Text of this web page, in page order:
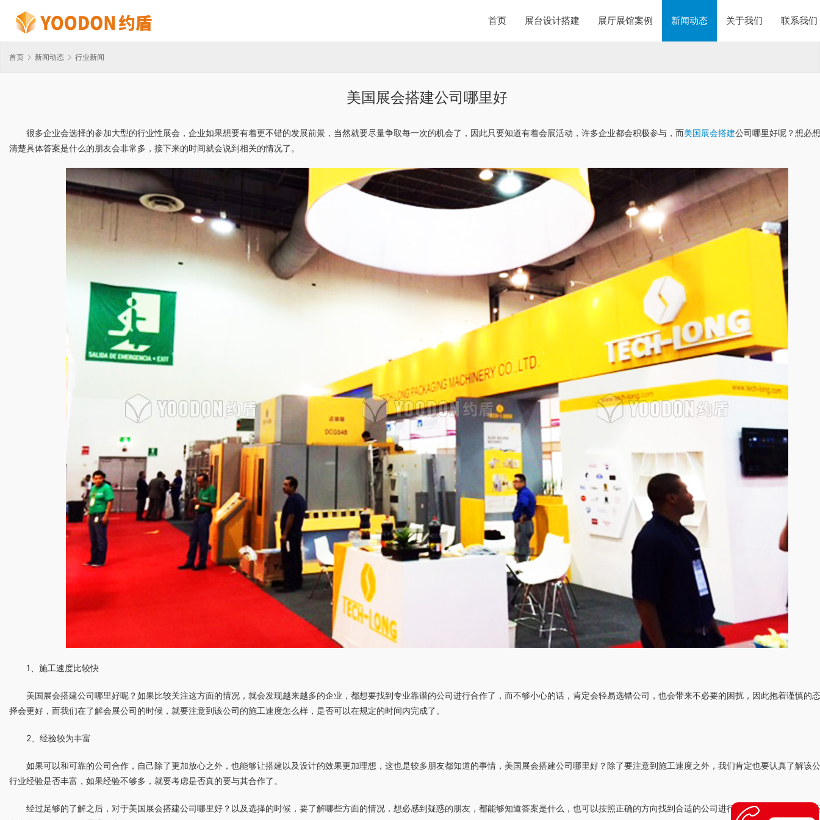
首页 展台设计搭建 展厅展馆案例 新闻动态 关于我们 联系我们
首页 新闻动态 行业新闻
美国展会搭建公司哪里好
很多企业会选择的参加大型的行业性展会，企业如果想要有着更不错的发展前景，当然就要尽量争取每一次的机会了，因此只要知道有着会展活动，许多企业都会积极参与，而美国展会搭建公司哪里好呢？想必
清楚具体答案是什么的朋友会非常多，接下来的时间就会说到相关的情况了。
1、施工速度比较快
美国展会搭建公司哪里好呢？如果比较关注这方面的情况，就会发现越来越多的企业，都想要找到专业靠谱的公司进行合作了，而不够小心的话，肯定会轻易选错公司，也会带来不必要的困扰，因此抱着谨慎的
择会更好，而我们在了解会展公司的时候，就要注意到该公司的施工速度怎么样，是否可以在规定的时间内完成了。
2、经验较为丰富
如果可以和可靠的公司合作，自己除了更加放心之外，也能够让搭建以及设计的效果更加理想，这也是较多朋友都知道的事情，美国展会搭建公司哪里好？除了要注意到施工速度之外，我们肯定也要认真了解该
行业经验是否丰富，如果经验不够多，就要考虑是否真的要与其合作了。
经过足够的了解之后，对于美国展会搭建公司哪里好？以及选择的时候，要了解哪些方面的情况，想必感到疑惑的朋友，都能够知道答案是什么，也可以按照正确的方向找到合适的公司进行合作了，具体的事宜